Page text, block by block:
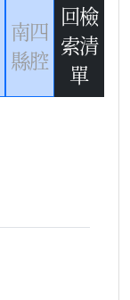
南四
縣腔
回檢
索清
單